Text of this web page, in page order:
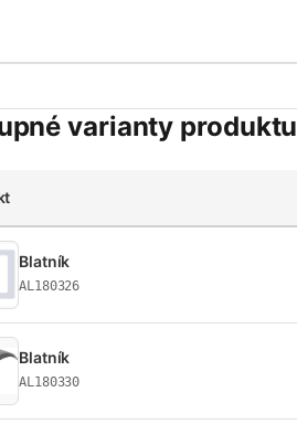
varianty produktu
Blatník
AL180326
Blatník
AL180330